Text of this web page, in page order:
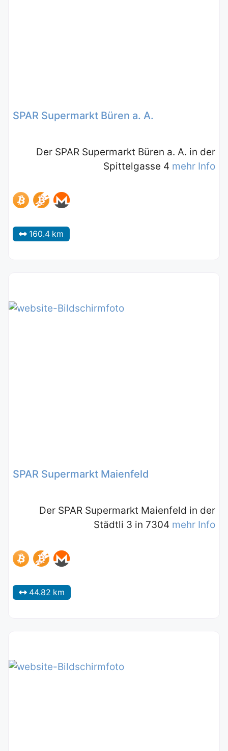
SPAR Supermarkt Büren a. A.
Der SPAR Supermarkt Büren a. A. in der
Spittelgasse 4 mehr Info
160.4 km
SPAR Supermarkt Maienfeld
Der SPAR Supermarkt Maienfeld in der
Städtli 3 in 7304 mehr Info
44.82 km